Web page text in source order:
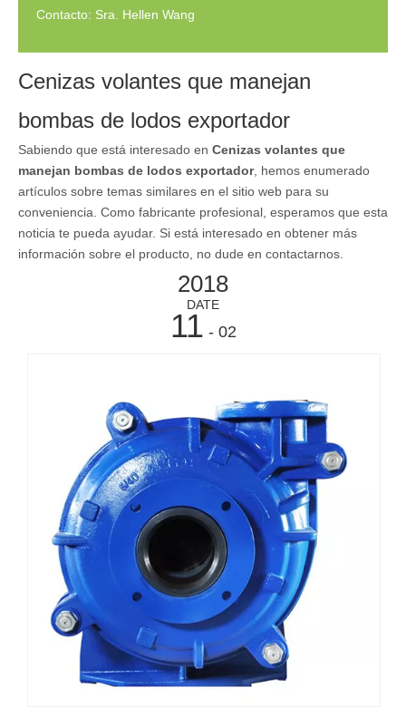
Contacto: Sra. Hellen Wang
Cenizas volantes que manejan
bombas de lodos exportador
Sabiendo que está interesado en Cenizas volantes que
manejan bombas de lodos exportador, hemos enumerado
artículos sobre temas similares en el sitio web para su
conveniencia. Como fabricante profesional, esperamos que esta
noticia te pueda ayudar. Si está interesado en obtener más
información sobre el producto, no dude en contactarnos.
2018
DATE
11 - 02